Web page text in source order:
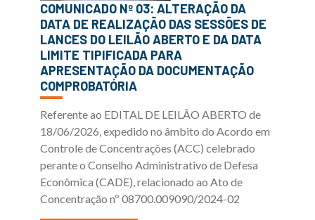
COMUNICADO Nº 03: ALTERAÇÃO DA
DATA DE REALIZAÇÃO DAS SESSÕES DE
LANCES DO LEILÃO ABERTO E DA DATA
LIMITE TIPIFICADA PARA
APRESENTAÇÃO DA DOCUMENTAÇÃO
COMPROBATÓRIA
Referente ao EDITAL DE LEILÃO ABERTO de
18/06/2026, expedido no âmbito do Acordo em
Controle de Concentrações (ACC) celebrado
perante o Conselho Administrativo de Defesa
Econômica (CADE), relacionado ao Ato de
Concentração nº 08700.009090/2024-02